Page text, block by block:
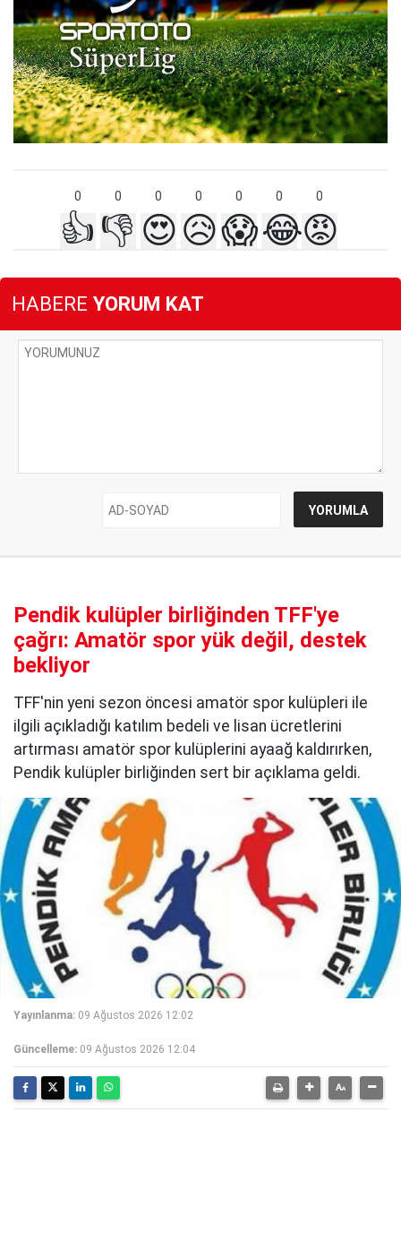
0 0 0 0 0 0 0
👍 👎 😍😥😱😂😡
HABERE YORUM KAT
Pendik kulüpler birliğinden TFF'ye
çağrı: Amatör spor yük değil, destek
bekliyor
TFF'nin yeni sezon öncesi amatör spor kulüpleri ile
ilgili açıkladığı katılım bedeli ve lisan ücretlerini
artırması amatör spor kulüplerini ayaağ kaldırırken,
Pendik kulüpler birliğinden sert bir açıklama geldi.
Yayınlanma: 09 Ağustos 2026 12:02
Güncelleme: 09 Ağustos 2026 12:04